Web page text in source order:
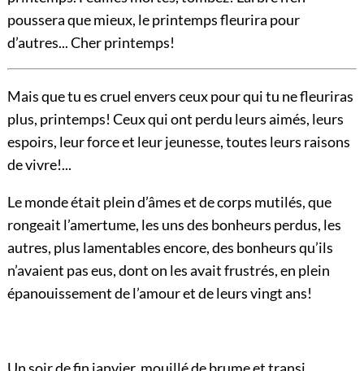
poussera que mieux, le printemps fleurira pour
d’autres... Cher printemps!
Mais que tu es cruel envers ceux pour qui tu ne fleuriras
plus, printemps! Ceux qui ont perdu leurs aimés, leurs
espoirs, leur force et leur jeunesse, toutes leurs raisons
de vivre!...
Le monde était plein d’âmes et de corps mutilés, que
rongeait l’amertume, les uns des bonheurs perdus, les
autres, plus lamentables encore, des bonheurs qu’ils
n’avaient pas eus, dont on les avait frustrés, en plein
épanouissement de l’amour et de leurs vingt ans!